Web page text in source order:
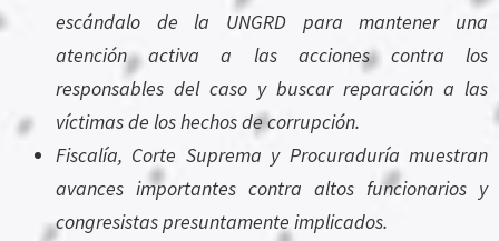
escándalo de la UNGRD para mantener una
atención activa a las acciones contra los
responsables del caso y buscar reparación a las
víctimas de los hechos de corrupción.
Fiscalía, Corte Suprema y Procuraduría muestran
avances importantes contra altos funcionarios y
congresistas presuntamente implicados.